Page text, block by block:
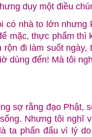
duy một điều
có nhà to lớn
mặc, thực phẩm
đi làm suốt
dùng đến! Mà tôi
sợ rằng đạo Phật,
Nhưng tôi nghĩ
ta phấn đấu vì lý